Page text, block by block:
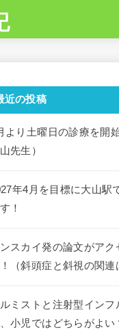
近の投稿
より土曜日の診療を開
先生）
年4月を目標に大山駅
！
スカイ発の論文がアク
（斜頭症と斜視の関連
ミストと注射型インフ
小児ではどちらがよい